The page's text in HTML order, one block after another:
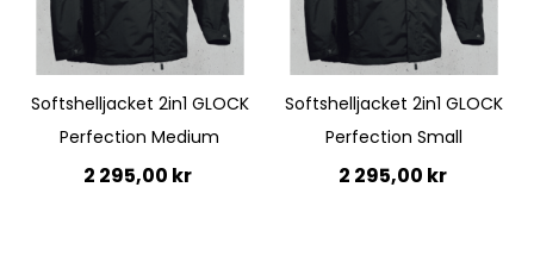
Softshelljacket 2in1 GLOCK
Perfection Medium
2 295,00 kr
Softshelljacket 2in1 GLOCK
Perfection Small
2 295,00 kr